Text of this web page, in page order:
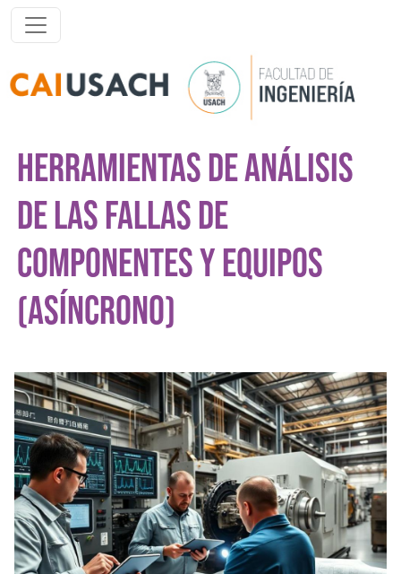
Pasar al contenido principal
HERRAMIENTAS DE ANÁLISIS
DE LAS FALLAS DE
COMPONENTES Y EQUIPOS
(ASÍNCRONO)
Imagen del curso